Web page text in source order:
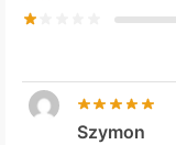
Szymon